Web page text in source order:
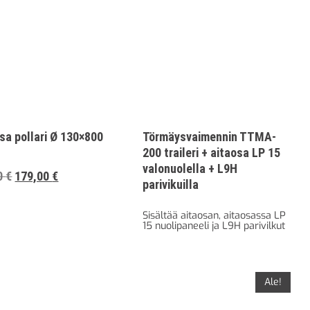
pollari Ø 130×800
€ Alkuperäinen
179,00 €Nykyinen
179,00 €224,65 €.
Törmäysvaimennin TTMA-
200 traileri + aitaosa LP 15
valonuolella + L9H
parivikuilla
Sisältää aitaosan, aitaosassa LP
15 nuolipaneeli ja L9H parivilkut
Ale!